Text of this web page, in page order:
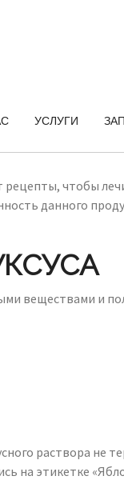
УСЛУГИ
чтобы
данного
веществами и
раствора не
этикетке